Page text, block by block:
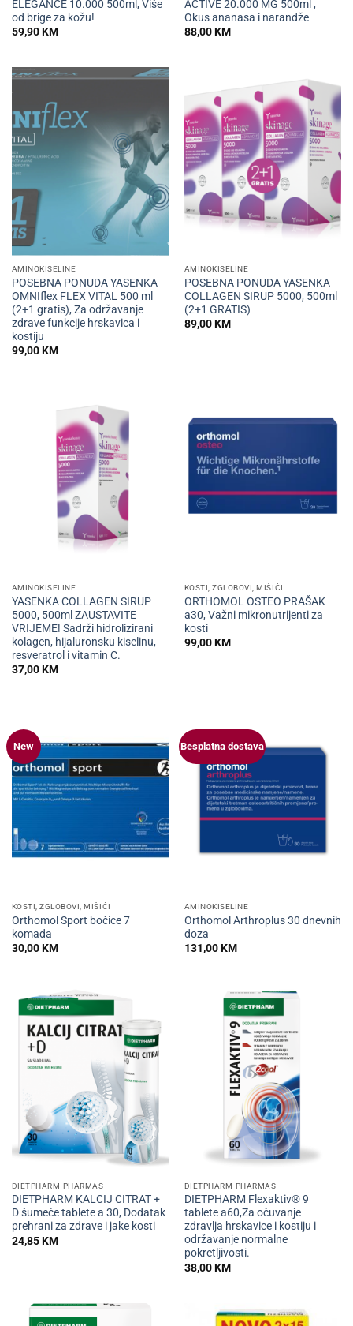
ELEGANCE 10.000 500ml, Više
od brige za kožu!
59,90KM
ACTIVE 20.000 MG 500ml ,
Okus ananasa i narandže
88,00KM
AMINOKISELINE
POSEBNA PONUDA YASENKA
OMNIflex FLEX VITAL 500 ml
(2+1 gratis), Za održavanje
zdrave funkcije hrskavica i
kostiju
99,00KM
AMINOKISELINE
POSEBNA PONUDA YASENKA
COLLAGEN SIRUP 5000, 500ml
(2+1 GRATIS)
89,00KM
AMINOKISELINE
YASENKA COLLAGEN SIRUP
5000, 500ml ZAUSTAVITE
VRIJEME! Sadrži hidrolizirani
kolagen, hijaluronsku kiselinu,
resveratrol i vitamin C.
37,00KM
KOSTI, ZGLOBOVI, MIŠIĆI
ORTHOMOL OSTEO PRAŠAK
a30, Važni mikronutrijenti za
kosti
99,00KM
New
KOSTI, ZGLOBOVI, MIŠIĆI
Orthomol Sport bočice 7
komada
30,00KM
Besplatna dostava
AMINOKISELINE
Orthomol Arthroplus 30 dnevnih
doza
131,00KM
DIETPHARM-PHARMAS
DIETPHARM KALCIJ CITRAT +
D šumeće tablete a 30, Dodatak
prehrani za zdrave i jake kosti
24,85KM
DIETPHARM-PHARMAS
DIETPHARM Flexaktiv® 9
tablete a60,Za očuvanje
zdravlja hrskavice i kostiju i
održavanje normalne
pokretljivosti.
38,00KM